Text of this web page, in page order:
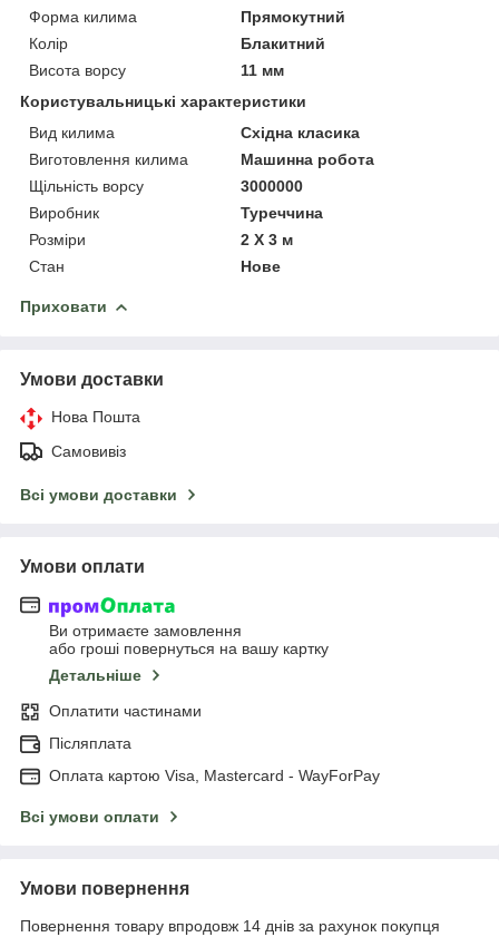
Форма килима
Прямокутний
Колір
Блакитний
Висота ворсу
11 мм
Користувальницькі характеристики
Вид килима
Східна класика
Виготовлення килима
Машинна робота
Щільність ворсу
3000000
Виробник
Туреччина
Розміри
2 Х 3 м
Стан
Нове
Приховати
Умови доставки
Нова Пошта
Самовивіз
Всі умови доставки
Умови оплати
Ви отримаєте замовлення
або гроші повернуться на вашу картку
Детальніше
Оплатити частинами
Післяплата
Оплата картою Visa, Mastercard - WayForPay
Всі умови оплати
Умови повернення
Повернення товару впродовж 14 днів за рахунок покупця